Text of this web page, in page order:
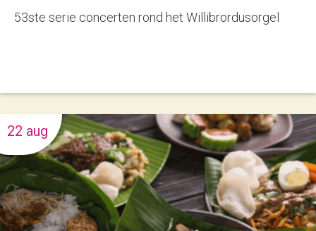
53ste serie concerten rond het Willibrordusorgel
22 aug